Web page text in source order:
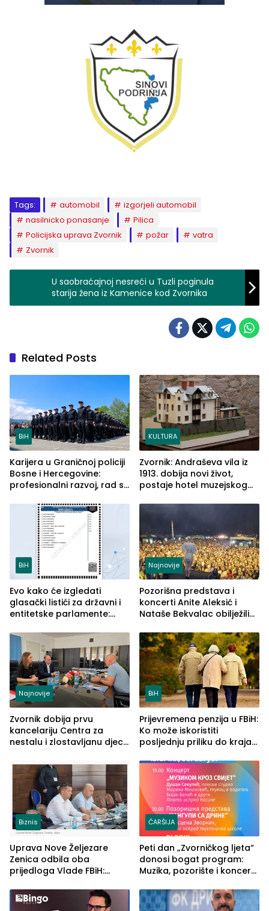
Tags: automobil
izgorjeli automobil
nasilnicko ponasanje
Pilica
Policijska uprava Zvornik
požar
vatra
Zvornik
U saobraćajnoj nesreći u Tuzli poginula
starija žena iz Kamenice kod Zvornika
Related Posts
BiH
Karijera u Graničnoj policiji
Bosne i Hercegovine:
profesionalni razvoj, rad sa
služba građanima
KULTURA
Zvornik: Andraševa vila iz
1913. dobija novi život,
postaje hotel muzejskog
BiH
Evo kako će izgledati
glasački listići za državni i
entitetske parlamente:
vidljive na njima
Najnovije
Pozorišna predstava i
koncerti Anite Aleksić i
Nataše Bekvalac obilježili
ljeta (FOTO)
Najnovije
Zvornik dobija prvu
kancelariju Centra za
nestalu i zlostavljanu djecu
BiH
Prijevremena penzija u FBiH:
Ko može iskoristiti
posljednju priliku do kraja
Biznis
Uprava Nove Željezare
Zenica odbila oba
prijedloga Vlade FBiH:
rješenje
ČARŠIJA
Peti dan „Zvorničkog ljeta“
donosi bogat program:
Muzika, pozorište i koncert